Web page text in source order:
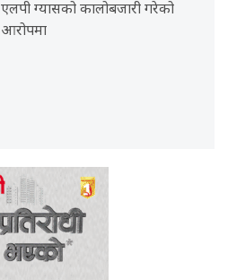
एलपी ग्यासको कालोबजारी गरेको
आरोपमा